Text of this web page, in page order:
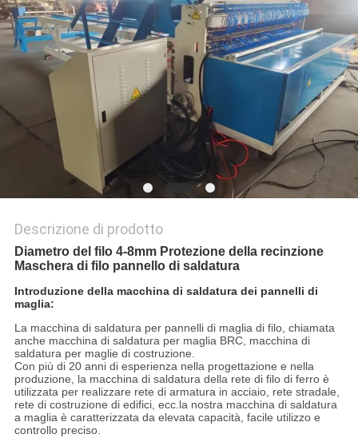
MAPPA
DEL
SITO
PRIVACY
POLICY
Descrizione di prodotto
Diametro del filo 4-8mm Protezione della recinzione
Maschera di filo pannello di saldatura
Introduzione della macchina di saldatura dei pannelli di
maglia:
La macchina di saldatura per pannelli di maglia di filo, chiamata
anche macchina di saldatura per maglia BRC, macchina di
saldatura per maglie di costruzione.
Con più di 20 anni di esperienza nella progettazione e nella
produzione, la macchina di saldatura della rete di filo di ferro è
utilizzata per realizzare rete di armatura in acciaio, rete stradale,
rete di costruzione di edifici, ecc.la nostra macchina di saldatura
a maglia è caratterizzata da elevata capacità, facile utilizzo e
controllo preciso.